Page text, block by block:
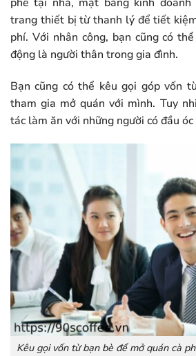
trang thiết bị từ thanh lý để tiết
phí. Với nhân công, bạn cũng có
động là người thân trong gia đình.
Bạn cũng có thể kêu gọi góp vốn
tham gia mở quán với mình. Tuy
tác làm ăn với những người có đầu
Kêu gọi vốn từ bạn bè để mở quán cà